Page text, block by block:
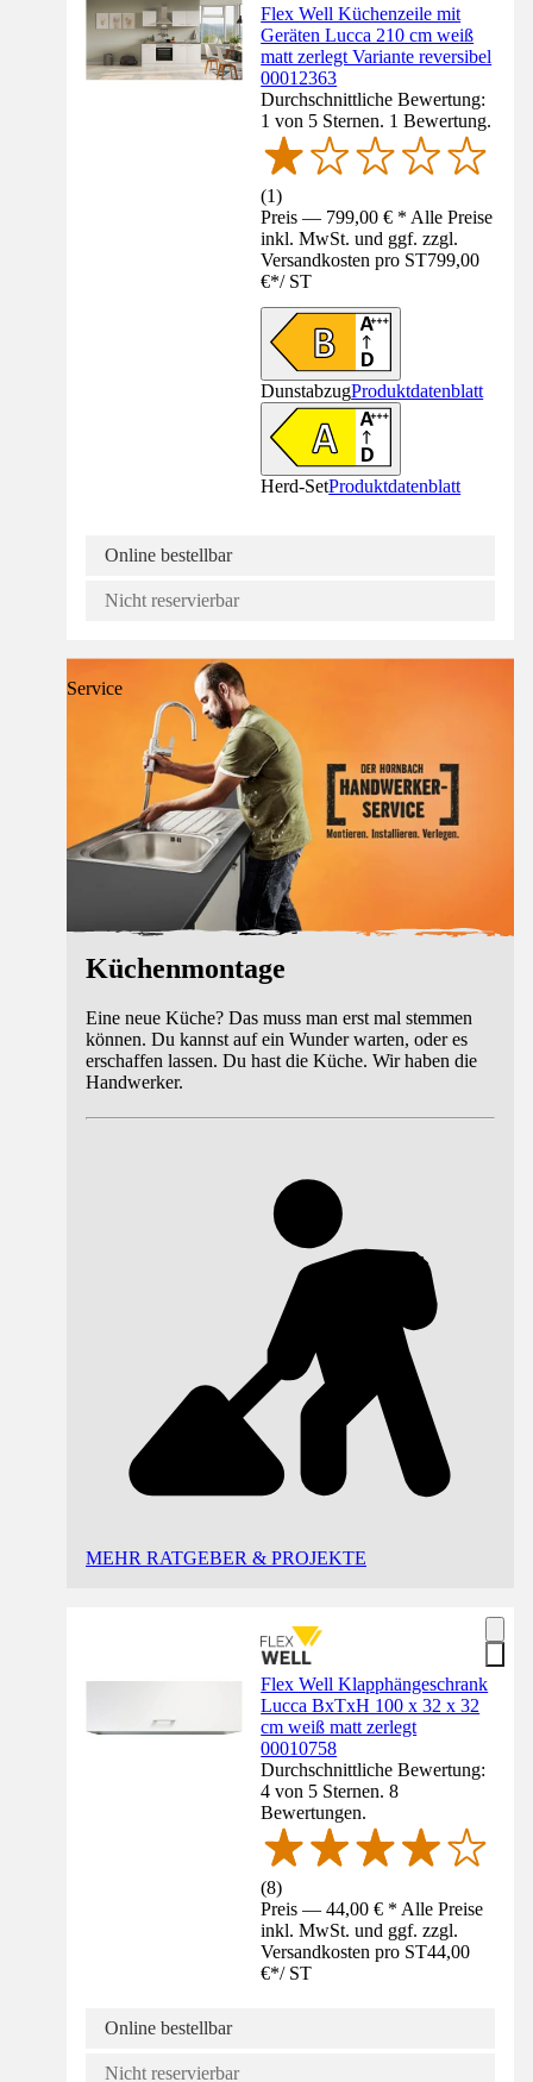
Flex Well Küchenzeile mit
Geräten Lucca 210 cm weiß
matt zerlegt Variante reversibel
00012363
Durchschnittliche Bewertung:
1 von 5 Sternen. 1 Bewertung.
(1)
Preis — 799,00 € * Alle Preise
inkl. MwSt. und ggf. zzgl.
Versandkosten pro ST799,00
€*/ ST
DunstabzugProduktdatenblatt
Herd-SetProduktdatenblatt
Online bestellbar
Nicht reservierbar
Service
Küchenmontage
Eine neue Küche? Das muss man erst mal stemmen
können. Du kannst auf ein Wunder warten, oder es
erschaffen lassen. Du hast die Küche. Wir haben die
Handwerker.
MEHR RATGEBER & PROJEKTE
Flex Well Klapphängeschrank
Lucca BxTxH 100 x 32 x 32
cm weiß matt zerlegt
00010758
Durchschnittliche Bewertung:
4 von 5 Sternen. 8
Bewertungen.
(8)
Preis — 44,00 € * Alle Preise
inkl. MwSt. und ggf. zzgl.
Versandkosten pro ST44,00
€*/ ST
Online bestellbar
Nicht reservierbar